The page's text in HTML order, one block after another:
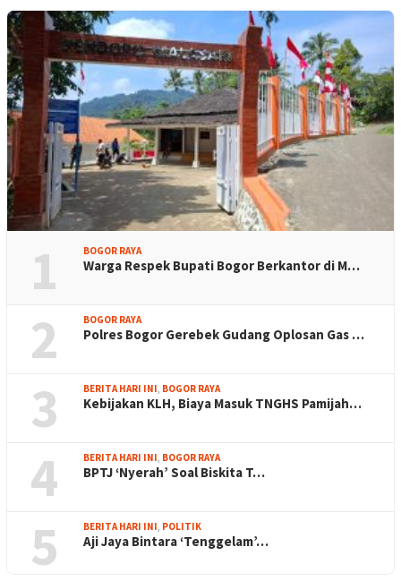
1 BOGOR RAYA
Warga Respek Bupati Bogor Berkantor di M…
2 BOGOR RAYA
Polres Bogor Gerebek Gudang Oplosan Gas …
3 BERITA HARI INI, BOGOR RAYA
Kebijakan KLH, Biaya Masuk TNGHS Pamijah…
4 BERITA HARI INI, BOGOR RAYA
BPTJ ‘Nyerah’ Soal Biskita T…
5 BERITA HARI INI, POLITIK
Aji Jaya Bintara ‘Tenggelam’…